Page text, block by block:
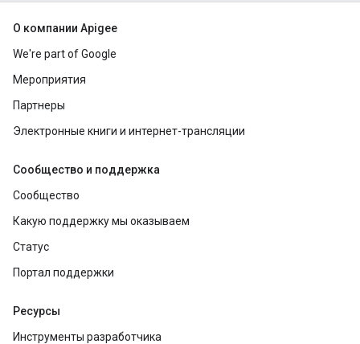
О компании Apigee
We're part of Google
Мероприятия
Партнеры
Электронные книги и интернет-трансляции
Сообщество и поддержка
Сообщество
Какую поддержку мы оказываем
Статус
Портал поддержки
Ресурсы
Инструменты разработчика